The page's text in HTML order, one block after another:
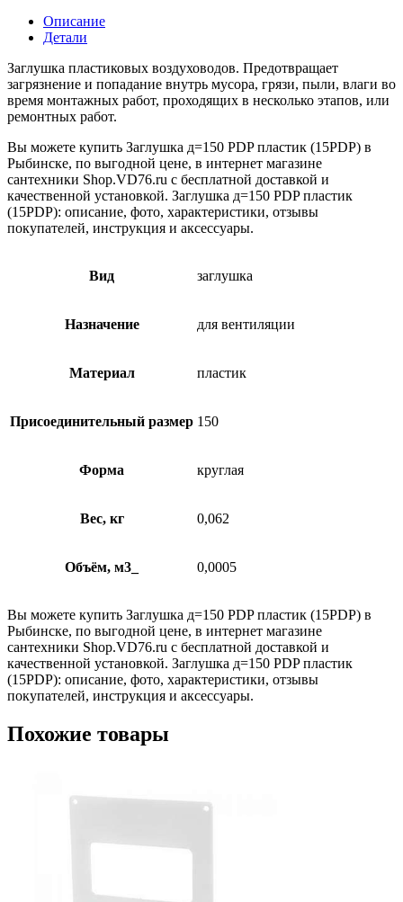
Описание
Детали
Заглушка пластиковых воздуховодов. Предотвращает
загрязнение и попадание внутрь мусора, грязи, пыли, влаги во
время монтажных работ, проходящих в несколько этапов, или
ремонтных работ.
Вы можете купить Заглушка д=150 PDP пластик (15PDP) в
Рыбинске, по выгодной цене, в интернет магазине
сантехники Shop.VD76.ru с бесплатной доставкой и
качественной установкой. Заглушка д=150 PDP пластик
(15PDP): описание, фото, характеристики, отзывы
покупателей, инструкция и аксессуары.
Вид заглушка
Назначение для вентиляции
Материал пластик
Присоединительный размер 150
Форма круглая
Вес, кг 0,062
Объём, м3_ 0,0005
Вы можете купить Заглушка д=150 PDP пластик (15PDP) в
Рыбинске, по выгодной цене, в интернет магазине
сантехники Shop.VD76.ru с бесплатной доставкой и
качественной установкой. Заглушка д=150 PDP пластик
(15PDP): описание, фото, характеристики, отзывы
покупателей, инструкция и аксессуары.
Похожие товары